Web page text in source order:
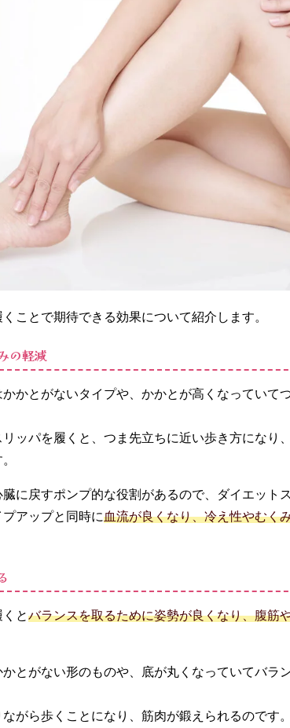
ことで期待できる効果について紹介します。
の軽減
かとがないタイプや、かかとが高くなっていて
ッパを履くと、つま先立ちに近い歩き方になり、
に戻すポンプ的な役割があるので、ダイエット
アップと同時に血流が良くなり、冷え性やむく
とバランスを取るために姿勢が良くなり、腹筋
とがない形のものや、底が丸くなっていてバラ
がら歩くことになり、筋肉が鍛えられるのです。